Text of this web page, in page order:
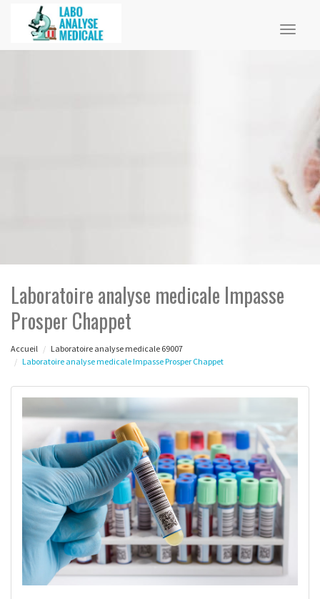
Laboratoire analyse medicale Impasse
Prosper Chappet
Accueil
Laboratoire analyse medicale 69007
Laboratoire analyse medicale Impasse Prosper Chappet